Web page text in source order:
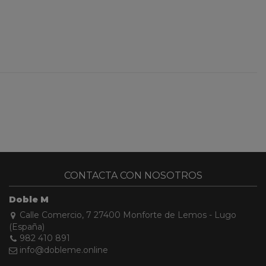
CONTACTA CON NOSOTROS
Doble M
Calle Comercio, 7 27400 Monforte de Lemos - Lugo
(España)
982 410 891
info@dobleme.online